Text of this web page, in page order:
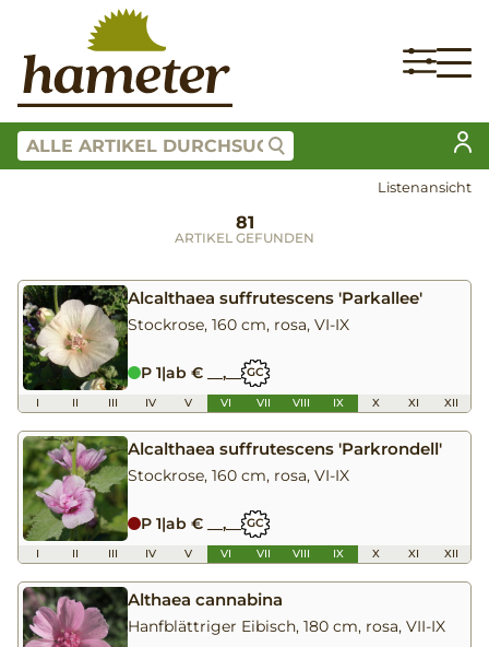
Listenansicht
81
ARTIKEL GEFUNDEN
Alcalthaea suffrutescens 'Parkallee'
Stockrose, 160 cm, rosa, VI-IX
P 1|ab € __,__ GC
I II III IV V VI VII VIII IX X XI XII
Alcalthaea suffrutescens 'Parkrondell'
Stockrose, 160 cm, rosa, VI-IX
P 1|ab € __,__ GC
I II III IV V VI VII VIII IX X XI XII
Althaea cannabina
Hanfblättriger Eibisch, 180 cm, rosa, VII-IX